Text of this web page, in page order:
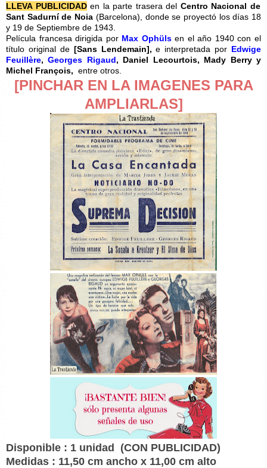
LLEVA PUBLICIDADen la parte trasera del Centro Nacional de
Sant Sadurní de Noia (Barcelona), donde se proyectó los días 18
y 19 de Septiembre de 1943.
Película francesa dirigida por Max Ophülsen el año 1940 con el
título original de [Sans Lendemain],e interpretada por Edwige
Feuillère,Georges Rigaud, Daniel Lecourtois, Mady Berry y
Michel François, entre otros.
[PINCHAR EN LA IMAGENES PARA
AMPLIARLAS]
Disponible : 1 unidad (CON PUBLICIDAD)
Medidas : 11,50 cm ancho x 11,00 cm alto